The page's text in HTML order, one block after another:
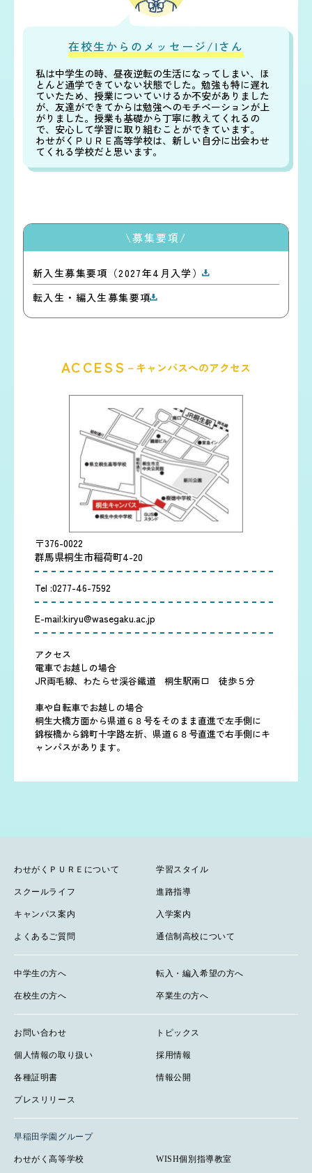
在校生からのメッセージ/Iさん
私は中学生の時、昼夜逆転の生活になってしまい、ほ
とんど通学できていない状態でした。勉強も特に遅れ
ていたため、授業についていけるか不安がありました
が、友達ができてからは勉強へのモチベーションが上
がりました。授業も基礎から丁寧に教えてくれるの
で、安心して学習に取り組むことができています。
わせがくＰＵＲＥ高等学校は、新しい自分に出会わせ
てくれる学校だと思います。
\募集要項/
新入生募集要項（2027年4月入学）
転入生・編入生募集要項
ACCESS －キャンパスへのアクセス
〒376-0022
群馬県桐生市稲荷町4-20
Tel :0277-46-7592
E-mail:kiryu@wasegaku.ac.jp
アクセス
電車でお越しの場合
JR両毛線、わたらせ渓谷鐵道 桐生駅南口 徒歩５分
車や自転車でお越しの場合
桐生大橋方面から県道６８号をそのまま直進で左手側に
錦桜橋から錦町十字路左折、県道６８号直進で右手側にキ
ャンパスがあります。
わせがくＰＵＲＥについて 学習スタイル
スクールライフ 進路指導
キャンパス案内 入学案内
よくあるご質問 通信制高校について
中学生の方へ 転入・編入希望の方へ
在校生の方へ 卒業生の方へ
お問い合わせ トピックス
個人情報の取り扱い 採用情報
各種証明書 情報公開
プレスリリース
早稲田学園グループ
わせがく高等学校 WISH個別指導教室